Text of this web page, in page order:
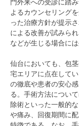
よるカウンセリング
った治療方針が提示
による改善が試みら
などが生じる場合に
仙台においても、包
宅エリアに点在して
の徹底や患者の安心
る。手術方法につい
除術といった一般的
や痛み、回復期間に